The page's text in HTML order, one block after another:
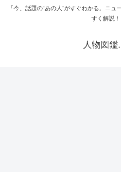
「今、話題の“あの人”がすぐわかる。ニ
すく解説！
人物図鑑